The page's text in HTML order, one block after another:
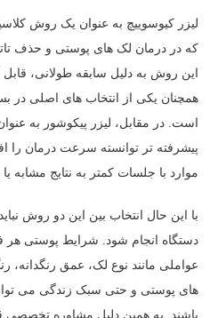
لیزر کیوسوییچ به عنوان یک روش
که در درمان لک های پوستی و حذف
این روش به دلیل سابقه طولانی، قابل
همچنان یکی از انتخاب های اصلی در
است. در مقابل، لیزر پیکوشور به
پیشرفته تر توانسته سرعت درمان را
موارد با جلسات کمتر به نتایج مشابه
با این حال انتخاب بین این دو روش
دستگاه انجام شود. شرایط پوستی هر
عواملی مانند نوع لک، عمق
های پوستی و حتی سبک زندگی می
باشند. به همین دلیل مشاوره تخصصی